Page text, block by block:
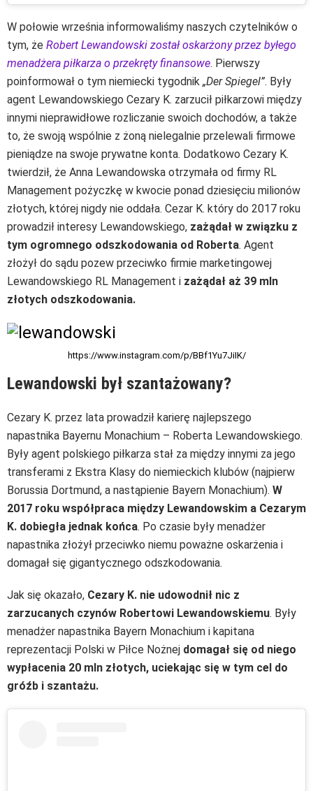
W połowie września informowaliśmy naszych czytelników o
tym, że Robert Lewandowski został oskarżony przez byłego
menadżera piłkarza o przekręty finansowe. Pierwszy
poinformował o tym niemiecki tygodnik „Der Spiegel”. Były
agent Lewandowskiego Cezary K. zarzucił piłkarzowi między
innymi nieprawidłowe rozliczanie swoich dochodów, a także
to, że swoją wspólnie z żoną nielegalnie przelewali firmowe
pieniądze na swoje prywatne konta. Dodatkowo Cezary K.
twierdził, że Anna Lewandowska otrzymała od firmy RL
Management pożyczkę w kwocie ponad dziesięciu milionów
złotych, której nigdy nie oddała. Cezar K. który do 2017 roku
prowadził interesy Lewandowskiego, zażądał w związku z
tym ogromnego odszkodowania od Roberta. Agent
złożył do sądu pozew przeciwko firmie marketingowej
Lewandowskiego RL Management i zażądał aż 39 mln
złotych odszkodowania.
https://www.instagram.com/p/BBf1Yu7JiIK/
Lewandowski był szantażowany?
Cezary K. przez lata prowadził karierę najlepszego
napastnika Bayernu Monachium – Roberta Lewandowskiego.
Były agent polskiego piłkarza stał za między innymi za jego
transferami z Ekstra Klasy do niemieckich klubów (najpierw
Borussia Dortmund, a nastąpienie Bayern Monachium). W
2017 roku współpraca między Lewandowskim a Cezarym
K. dobiegła jednak końca. Po czasie były menadżer
napastnika złożył przeciwko niemu poważne oskarżenia i
domagał się gigantycznego odszkodowania.
Jak się okazało, Cezary K. nie udowodnił nic z
zarzucanych czynów Robertowi Lewandowskiemu. Były
menadżer napastnika Bayern Monachium i kapitana
reprezentacji Polski w Piłce Nożnej domagał się od niego
wypłacenia 20 mln złotych, uciekając się w tym cel do
gróźb i szantażu.